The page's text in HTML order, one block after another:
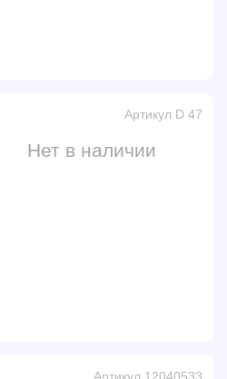
Артикул D 47
Нет в наличии